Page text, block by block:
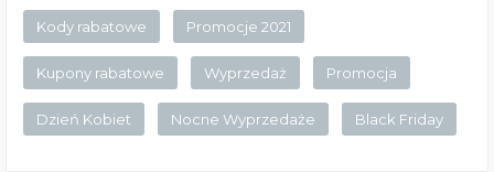
Kody rabatowe Promocje 2021
Kupony rabatowe Wyprzedaż Promocja
Dzień Kobiet Nocne Wyprzedaże Black Friday